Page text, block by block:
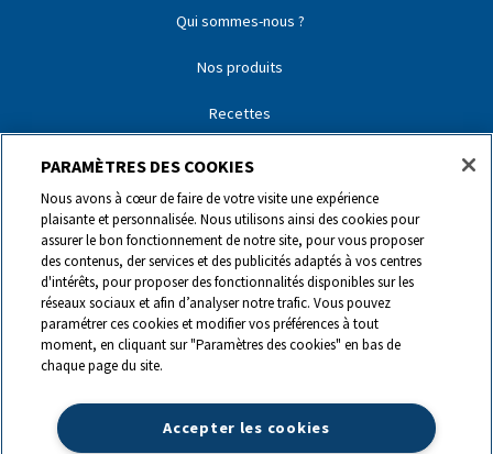
Qui sommes-nous ?
Nos produits
Recettes
Nos partenaires
Nos marques
Contact
0844 440 440
PARAMÈTRES DES COOKIES
Nous avons à cœur de faire de votre visite une expérience
plaisante et personnalisée. Nous utilisons ainsi des cookies pour
assurer le bon fonctionnement de notre site, pour vous proposer
des contenus, der services et des publicités adaptés à vos centres
d'intérêts, pour proposer des fonctionnalités disponibles sur les
réseaux sociaux et afin d’analyser notre trafic. Vous pouvez
paramétrer ces cookies et modifier vos préférences à tout
moment, en cliquant sur "Paramètres des cookies" en bas de
chaque page du site.
Accepter les cookies